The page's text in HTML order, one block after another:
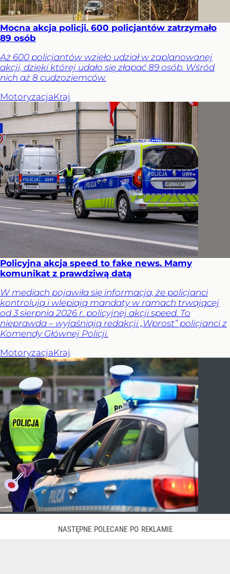
Mocna akcja policji. 600 policjantów zatrzymało
89 osób
Aż 600 policjantów wzięło udział w zaplanowanej
akcji, dzięki której udało się złapać 89 osób. Wśród
nich aż 8 cudzoziemców.
MotoryzacjaKraj
Policyjna akcja speed to fake news. Mamy
komunikat z prawdziwą datą
W mediach pojawiła się informacja, że policjanci
kontrolują i wlepiają mandaty w ramach trwającej
od 3 sierpnia 2026 r. policyjnej akcji speed. To
nieprawda – wyjaśniają redakcji „Wprost” policjanci z
Komendy Głównej Policji.
MotoryzacjaKraj